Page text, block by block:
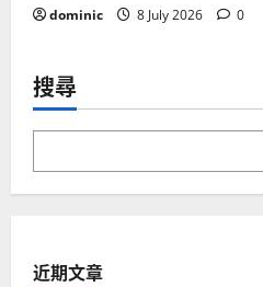
dominic 8 July 2026 0
搜尋
近期文章